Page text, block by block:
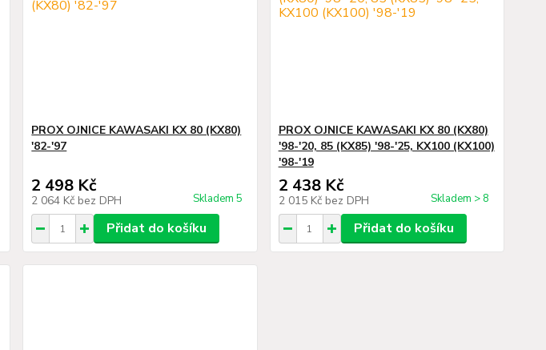
PROX OJNICE KAWASAKI KX 80 (KX80)
'82-'97
2 498 Kč
2 064 Kč bez DPH Skladem 5
Přidat do košíku
PROX OJNICE KAWASAKI KX 80 (KX80)
'98-'20, 85 (KX85) '98-'25, KX100 (KX100)
'98-'19
2 438 Kč
2 015 Kč bez DPH Skladem > 8
Přidat do košíku